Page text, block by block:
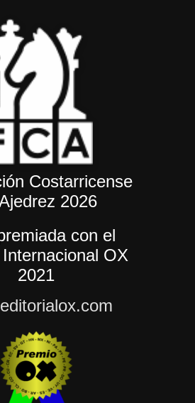
Costarricense
2026
con el
OX
2021